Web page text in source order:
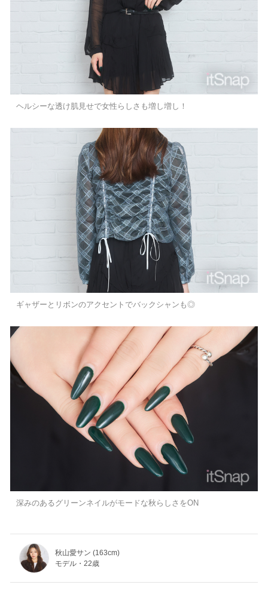
ヘルシーな透け肌見せで女性らしさも増し増し！
ギャザーとリボンのアクセントでバックシャンも◎
深みのあるグリーンネイルがモードな秋らしさをON
秋山愛サン (163cm)
モデル・22歳